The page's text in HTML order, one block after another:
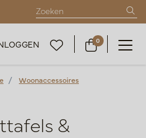
0
Woonaccessoires
&